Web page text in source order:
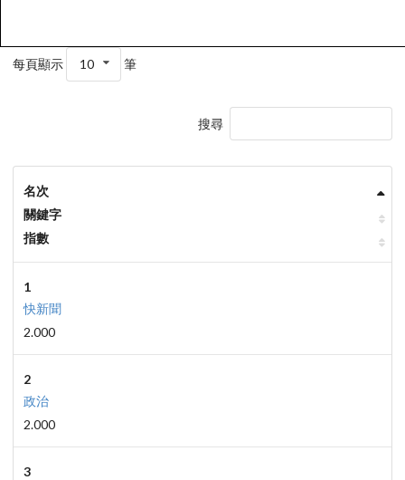
每頁顯示 10 筆
搜尋
名次
關鍵字
指數
1
快新聞
2.000
2
政治
2.000
3